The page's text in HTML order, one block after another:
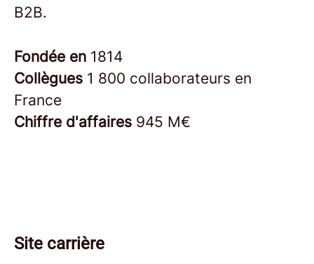
B2B.
Fondée en 1814
Collègues 1 800 collaborateurs en
France
Chiffre d'affaires 945 M€
Site carrière